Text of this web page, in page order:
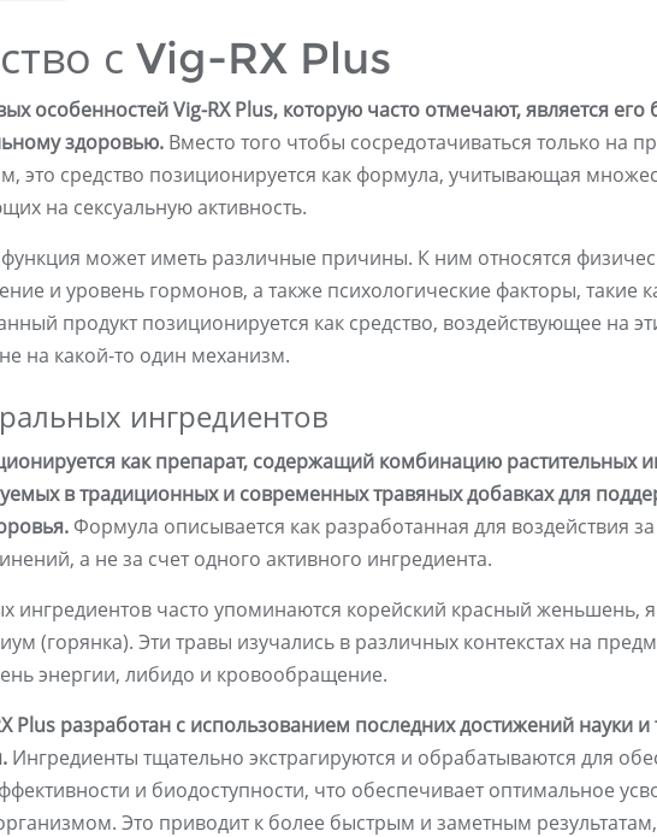
с Vig-RX Plus
особенностей Vig-RX Plus, которую часто отмечают, является
здоровью. Вместо того чтобы сосредотачиваться только на
это средство позиционируется как формула, учитывающая
на сексуальную активность.
может иметь различные причины. К ним относятся
и уровень гормонов, а также психологические факторы, такие
продукт позиционируется как средство, воздействующее на
на какой-то один механизм.
ингредиентов
как препарат, содержащий комбинацию растительных
в традиционных и современных травяных добавках для
Формула описывается как разработанная для воздействия
а не за счет одного активного ингредиента.
ингредиентов часто упоминаются корейский красный женьшень,
(горянка). Эти травы изучались в различных контекстах на
энергии, либидо и кровообращение.
Plus разработан с использованием последних достижений науки и
Ингредиенты тщательно экстрагируются и обрабатываются для
и биодоступности, что обеспечивает оптимальное
Это приводит к более быстрым и заметным